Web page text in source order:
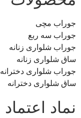
جوراب مچی
جوراب سه ربع
جوراب شلواری زنانه
ساق شلواری زنانه
جوراب شلواری دخترانه
ساق شلواری دخترانه
نماد اعتماد